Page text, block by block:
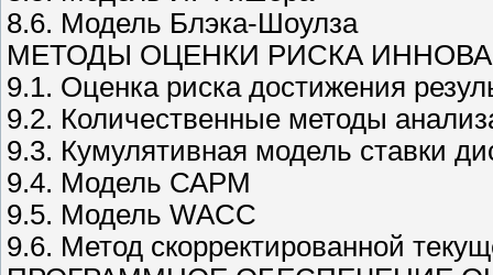
8.6. Модель Блэка-Шоулза
МЕТОДЫ ОЦЕНКИ РИСКА
9.1. Оценка риска достижения
9.2. Количественные методы
9.3. Кумулятивная модель ставки
9.4. Модель САРМ
9.5. Модель WACC
9.6. Метод скорректированной